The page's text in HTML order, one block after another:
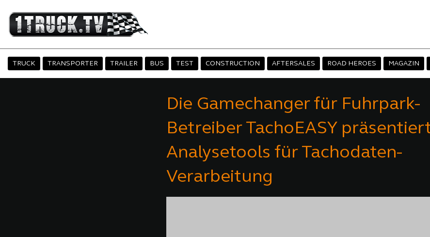
TRUCK TRANSPORTER TRAILER BUS TEST CONSTRUCTION AFTERSALES ROAD HEROES MAGAZIN
Die Gamechanger für Fuhrpark-
Betreiber TachoEASY
Analysetools für Tachodaten-
Verarbeitung